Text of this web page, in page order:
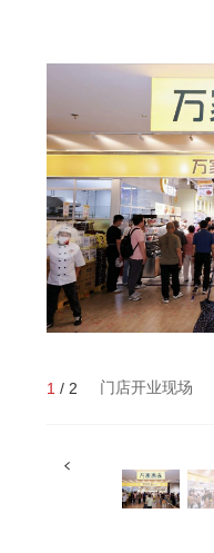
1 / 2 门店开业现场